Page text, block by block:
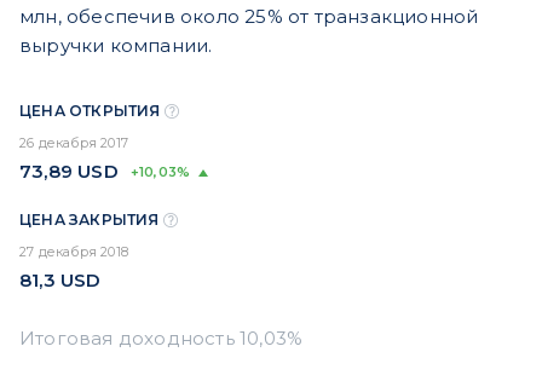
млн, обеспечив около 25% от транзакционной
выручки компании.
ЦЕНА ОТКРЫТИЯ
26 декабря 2017
73,89 USD +10,03%
ЦЕНА ЗАКРЫТИЯ
27 декабря 2018
81,3 USD